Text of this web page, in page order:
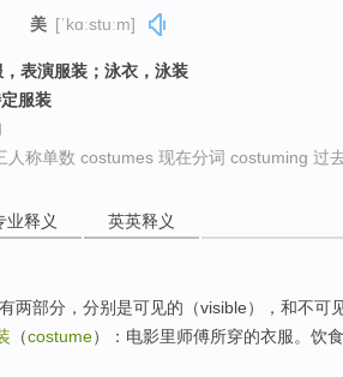
美 [ˈkɑːstuːm]
表演服装；泳衣，泳装
服装
人称单数 costumes 现在分词 costuming 过
业释义 英英释义
有两部分，分别是可见的（visible），和不可
（costume）：电影里师傅所穿的衣服。饮